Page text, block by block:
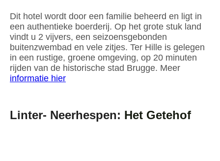
Dit hotel wordt door een familie beheerd en ligt in
een authentieke boerderij. Op het grote stuk land
vindt u 2 vijvers, een seizoensgebonden
buitenzwembad en vele zitjes. Ter Hille is gelegen
in een rustige, groene omgeving, op 20 minuten
rijden van de historische stad Brugge. Meer
informatie hier
Linter- Neerhespen: Het Getehof